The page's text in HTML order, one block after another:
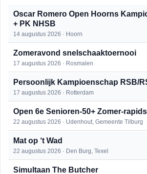
Oscar Romero Open Hoorns
+ PK NHSB
14 augustus 2026 · Hoorn
Zomeravond snelschaaktoernooi
17 augustus 2026 · Rosmalen
Persoonlijk Kampioenschap RSB/
17 augustus 2026 · Rotterdam
Open 6e Senioren-50+ Zomer-
22 augustus 2026 · Udenhout, Gemeente Tilburg
Mat op ‘t Wad
22 augustus 2026 · Den Burg, Texel
Simultaan The Butcher